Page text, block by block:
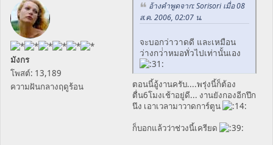
มังกร
โพสต์: 13,189
ความฝันกลางฤดูร้อน
อ้างคำพูดจาก: Sorisori เมื่อ 08
ส.ค. 2006, 02:07 น.
จะบอกว่าวาดดี และเหมือน
ว่างกว่าหมอทั่วไปเท่านั้นเอง
ตอนนี้อู้งานครับ....พรุ่งนี้ก็ต้อง
ตื่น6โมงเช้าอยู่ดี... งานยังกองอีกปึก
นึง เอาเวลามาวาดการ์ตูน
ก็บอกแล้วว่าช่วงนี้เครียด